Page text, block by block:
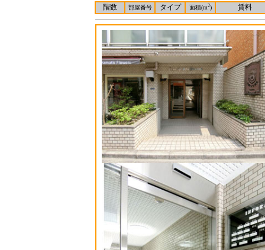
階数 部屋番号 タイプ 面積(m2) 賃料